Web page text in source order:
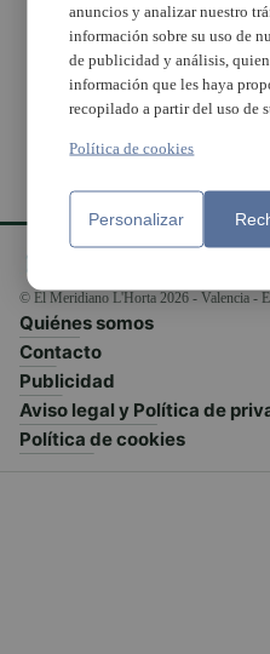
Aldaia realizará una
mejora integral del
polígono de la Fillola
© El Meridiano L'Horta 2026 - Valencia -
Quiénes somos
Contacto
Publicidad
Aviso legal y Política de
Política de cookies
anuncios y analizar nuestro
información sobre su uso de
de publicidad y análisis,
información que les haya
recopilado a partir del uso de
Política de cookies
Personalizar